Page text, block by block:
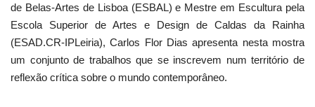
de Belas-Artes de Lisboa (ESBAL) e Mestre em Escultura pela
Escola Superior de Artes e Design de Caldas da Rainha
(ESAD.CR-IPLeiria), Carlos Flor Dias apresenta nesta mostra
um conjunto de trabalhos que se inscrevem num território de
reflexão crítica sobre o mundo contemporâneo.